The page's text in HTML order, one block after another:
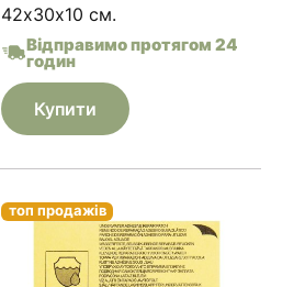
42х30х10 см.
Відправимо протягом 24
годин
Купити
топ продажів